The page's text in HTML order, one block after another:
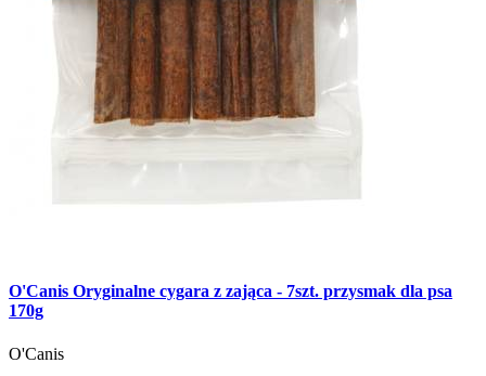
O'Canis Oryginalne cygara z zająca - 7szt. przysmak dla psa
170g
O'Canis